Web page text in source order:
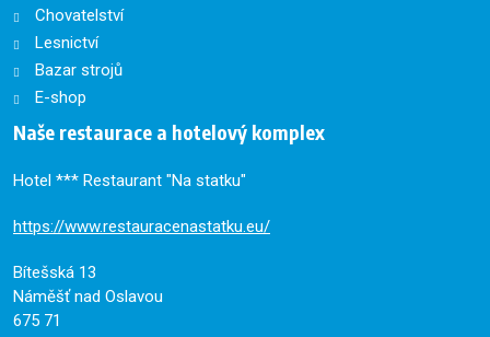
Chovatelství
Lesnictví
Bazar strojů
E-shop
Naše restaurace a hotelový komplex
Hotel *** Restaurant "Na statku"
https://www.restauracenastatku.eu/
Bítešská 13
Náměšť nad Oslavou
675 71